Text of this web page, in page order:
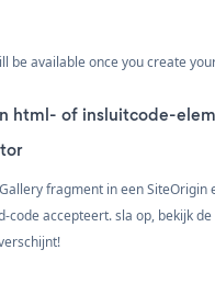
be available once you create
html- of insluitcode-
fragment in een SiteOrigin
code accepteert. sla op, bekijk